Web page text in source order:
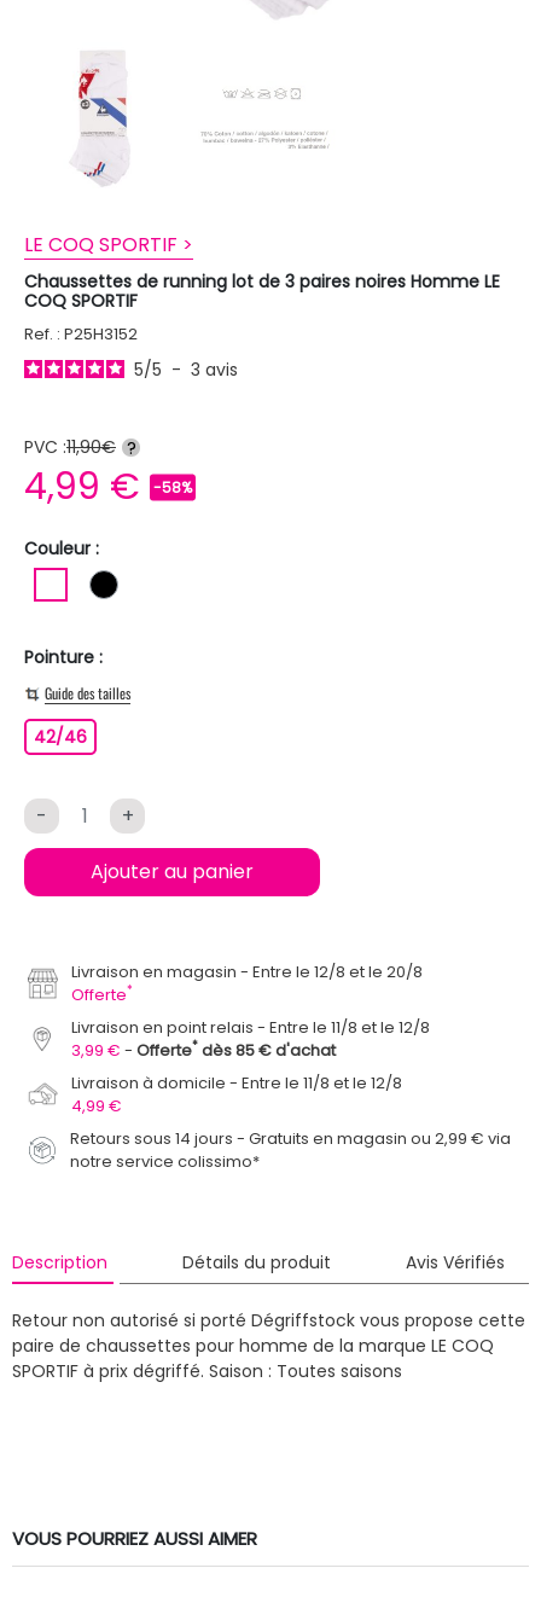
LE COQ SPORTIF >
Chaussettes de running lot de 3 paires noires Homme LE
COQ SPORTIF
Ref. : P25H3152
5/5 - 3 avis
PVC :11,90€ ?
4,99 € -58%
Couleur :
BLANCNOIR
Pointure :
Guide des tailles
42/4642/46
- +
Ajouter au panier
Livraison en magasin
Entre le 12/8 et le 20/8
Offerte*
Livraison en point relais
Entre le 11/8 et le 12/8
3,99 €
Offerte* dès 85 € d'achat
Livraison à domicile
Entre le 11/8 et le 12/8
4,99 €
Retours sous 14 jours - Gratuits en magasin ou 2,99 € via
notre service colissimo*
Description Détails du produit Avis Vérifiés
Retour non autorisé si porté Dégriffstock vous propose cette
paire de chaussettes pour homme de la marque LE COQ
SPORTIF à prix dégriffé. Saison : Toutes saisons
VOUS POURRIEZ AUSSI AIMER